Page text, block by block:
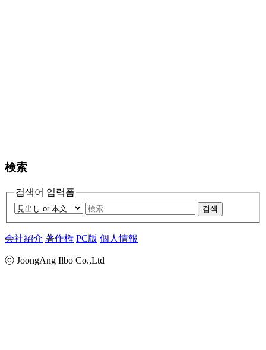
検索
검색어 입력폼
검색
会社紹介 著作権 PC版 個人情報
ⓒ JoongAng Ilbo Co.,Ltd